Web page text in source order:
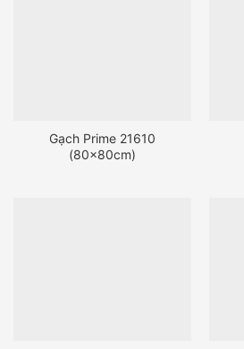
Gạch Prime 21610
(80x80cm)